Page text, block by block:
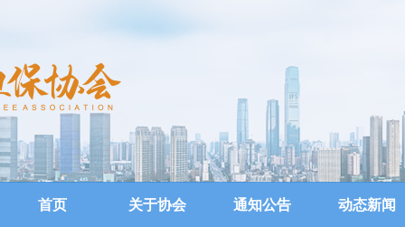
首页 关于协会 通知公告 动态新闻